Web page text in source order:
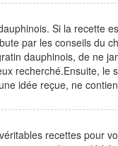
Si la recette
par les conseils du
dauphinois, de ne
recherché.Ensuite, le
idée reçue, ne
recettes pour